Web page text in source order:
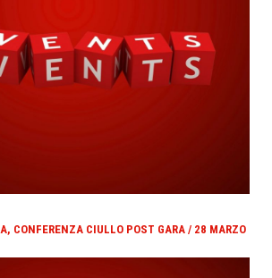
CONFERENZA CIULLO POST GARA / 28 MARZO